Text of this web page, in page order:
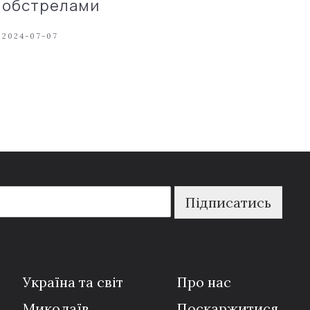
обстрелами
2024-07-07
Підписатись
Україна та світ
Про нас